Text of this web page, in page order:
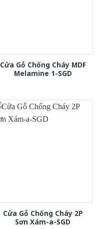
Cửa Gỗ Chống Cháy MDF
Melamine 1-SGD
Cửa Gỗ Chống Cháy 2P
Sơn Xám-a-SGD